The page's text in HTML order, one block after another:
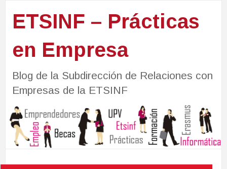
ETSINF – Prácticas
en Empresa
Blog de la Subdirección de Relaciones con
Empresas de la ETSINF